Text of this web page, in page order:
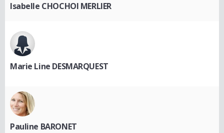
Isabelle CHOCHOI MERLIER
Marie Line DESMARQUEST
Pauline BARONET